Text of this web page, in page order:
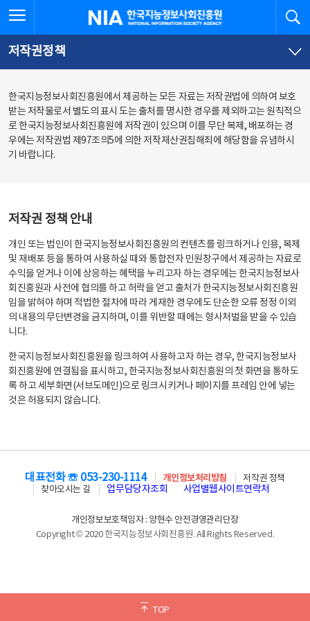
문
로
가
체
뉴
바
가
한국지능정보사회진흥원
저작권정책
한국지능정보사회진흥원에서 제공하는 모든 자료는 저작권법에 의하여 보호
받는 저작물로서 별도의 표시 도는 출처를 명시한 경우를 제외하고는 원칙적으
로 한국지능정보사회진흥원에 저작권이 있으며 이를 무단 복제, 배포하는 경
우에는 저작권법 제97조의5에 의한 저작재산권침해죄에 해당함을 유념하시
기 바랍니다.
저작권 정책 안내
개인 또는 법인이 한국지능정보사회진흥원의 컨텐츠를 링크하거나 인용, 복제
및 재배포 등을 통하여 사용하실 때와 통합전자 민원창구에서 제공하는 자료로
수익을 얻거나 이에 상응하는 혜택을 누리고자 하는 경우에는 한국지능정보사
회진흥원과 사전에 협의를 하고 허락을 얻고 출처가 한국지능정보사회진흥원
임을 밝혀야 하며 적법한 절차에 따라 게재한 경우에도 단순한 오류 정정 이외
의 내용의 무단변경을 금지하며, 이를 위반할 때에는 형사처벌을 받을 수 있습
니다.
한국지능정보사회진흥원을 링크하여 사용하고자 하는 경우, 한국지능정보사
회진흥원에 연결됨을 표시하고, 한국지능정보사회진흥원의 첫 화면을 통하도
록 하고 세부화면(서브도메인)으로 링크시키거나 페이지를 프레임 안에 넣는
것은 허용되지 않습니다.
TOP
대표전화 ☏ 053-230-1114 개인정보처리방침
저작권 정책
찾아오시는 길
업무담당자조회 사업별웹사이트연락처
개인정보보호책임자 : 양현수 안전경영관리단장
Copyright © 2020 한국지능정보사회진흥원. All Rights Reserved.